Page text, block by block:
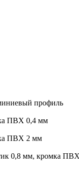
профиль
ПВХ 0,4 мм
ПВХ 2 мм
0,8 мм, кромка